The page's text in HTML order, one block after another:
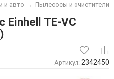
и авто → Пылесосы и очистители
Einhell TE-VC
Артикул: 2342450